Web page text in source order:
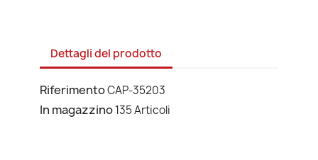
Dettagli del prodotto
RiferimentoCAP-35203
In magazzino135 Articoli